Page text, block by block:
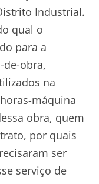
Industrial.
qual o
para a
de-obra,
na
máquina
obra, quem
por quais
ser
serviço de